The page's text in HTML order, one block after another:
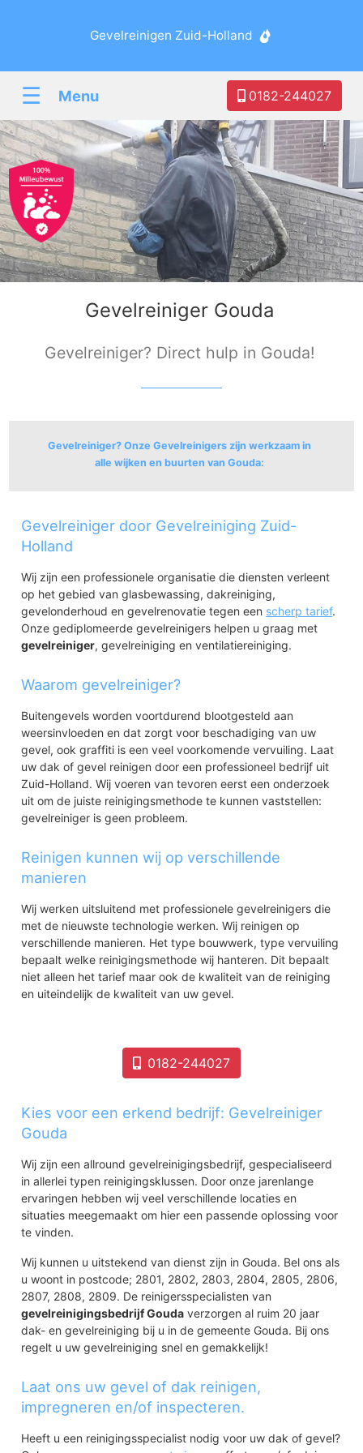
Gevelreinigen Zuid-Holland
☰ Menu 0182-244027
Gevelreiniger Gouda
Gevelreiniger? Direct hulp in Gouda!
Gevelreiniger? Onze Gevelreinigers zijn werkzaam in
alle wijken en buurten van Gouda:
Nieuwe Markt
De Baan
Raam
Nieuwe Park-Oost
Nieuwe Park-West
Bloemendaal
Boerhaavekwartier
Groenhovenkwartier
Bloemendaalseweg
De Goudse Poort
De Gaardenbuurt
De Korte Akkeren
De Korte Akkeren-Oud
De Korte Akkeren-Nieuw
Weidebloemkwartier
Molenbuurt
Polderbuurt
Componistenbuurt
Muziekbuurt
Kort Haarlem
Oosterwei
Vreewijk
Voorwillenseweg
Wethouder Venteweg
Achterwillenseweg
Slagenbuurt
Oostpolder in Schieland
Gouwestroom
Ringvaartbocht
Oostpolder in Schieland
Hoef- en Veldbuurt
Zomenbuurt
Hoevenbuurt
Lusten-, Burgen- en Steinenbuurt
Grassen- en Waterbuurt
Bodegraafsestraatweg
Wervenbuurt
Stolwijkersluis
Stolwijkersluis-West
Gevelreiniger door Gevelreiniging Zuid-
Holland
Wij zijn een professionele organisatie die diensten verleent
op het gebied van glasbewassing, dakreiniging,
gevelonderhoud en gevelrenovatie tegen een scherp tarief.
Onze gediplomeerde gevelreinigers helpen u graag met
gevelreiniger, gevelreiniging en ventilatiereiniging.
Waarom gevelreiniger?
Buitengevels worden voortdurend blootgesteld aan
weersinvloeden en dat zorgt voor beschadiging van uw
gevel, ook graffiti is een veel voorkomende vervuiling. Laat
uw dak of gevel reinigen door een professioneel bedrijf uit
Zuid-Holland. Wij voeren van tevoren eerst een onderzoek
uit om de juiste reinigingsmethode te kunnen vaststellen:
gevelreiniger is geen probleem.
Reinigen kunnen wij op verschillende
manieren
Wij werken uitsluitend met professionele gevelreinigers die
met de nieuwste technologie werken. Wij reinigen op
verschillende manieren. Het type bouwwerk, type vervuiling
bepaalt welke reinigingsmethode wij hanteren. Dit bepaalt
niet alleen het tarief maar ook de kwaliteit van de reiniging
en uiteindelijk de kwaliteit van uw gevel.
0182-244027
Kies voor een erkend bedrijf: Gevelreiniger
Gouda
Wij zijn een allround gevelreinigingsbedrijf, gespecialiseerd
in allerlei typen reinigingsklussen. Door onze jarenlange
ervaringen hebben wij veel verschillende locaties en
situaties meegemaakt om hier een passende oplossing voor
te vinden.
Wij kunnen u uitstekend van dienst zijn in Gouda. Bel ons als
u woont in postcode; 2801, 2802, 2803, 2804, 2805, 2806,
2807, 2808, 2809. De reinigersspecialisten van
gevelreinigingsbedrijf Gouda verzorgen al ruim 20 jaar
dak- en gevelreiniging bij u in de gemeente Gouda. Bij ons
regelt u uw gevelreiniging snel en gemakkelijk!
Laat ons uw gevel of dak reinigen,
impregneren en/of inspecteren.
Heeft u een reinigingsspecialist nodig voor uw dak of gevel?